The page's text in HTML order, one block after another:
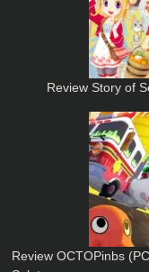
Review Story of
Review OCTOPinbs